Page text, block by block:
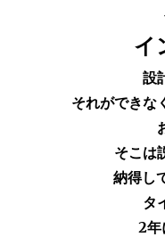
イ
設
それができな
そこは
納得し
タ
2年